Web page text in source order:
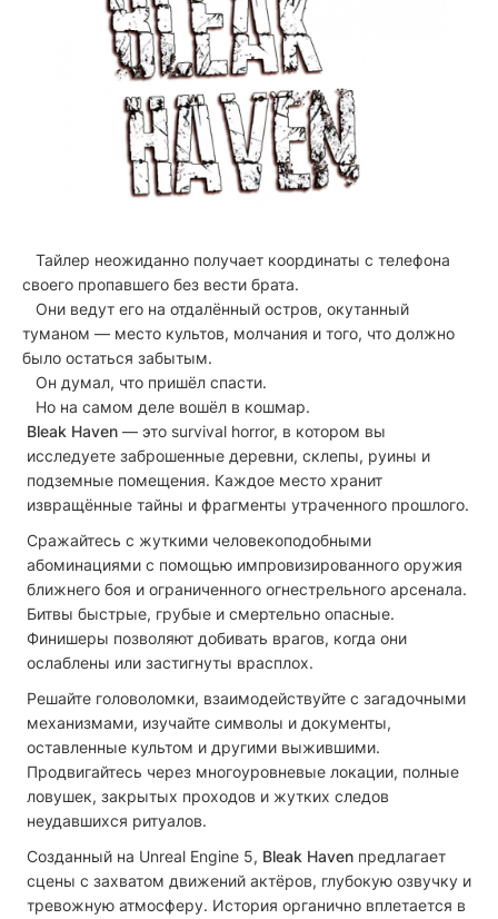
Тайлер неожиданно получает координаты с телефона
своего пропавшего без вести брата.
Они ведут его на отдалённый остров, окутанный
туманом — место культов, молчания и того, что должно
было остаться забытым.
Он думал, что пришёл спасти.
Но на самом деле вошёл в кошмар.
Bleak Haven — это survival horror, в котором вы
исследуете заброшенные деревни, склепы, руины и
подземные помещения. Каждое место хранит
извращённые тайны и фрагменты утраченного прошлого.
Сражайтесь с жуткими человекоподобными
абоминациями с помощью импровизированного оружия
ближнего боя и ограниченного огнестрельного арсенала.
Битвы быстрые, грубые и смертельно опасные.
Финишеры позволяют добивать врагов, когда они
ослаблены или застигнуты врасплох.
Решайте головоломки, взаимодействуйте с загадочными
механизмами, изучайте символы и документы,
оставленные культом и другими выжившими.
Продвигайтесь через многоуровневые локации, полные
ловушек, закрытых проходов и жутких следов
неудавшихся ритуалов.
Созданный на Unreal Engine 5, Bleak Haven предлагает
сцены с захватом движений актёров, глубокую озвучку и
тревожную атмосферу. История органично вплетается в